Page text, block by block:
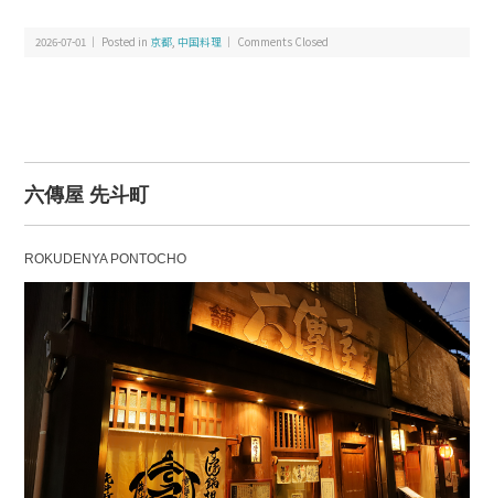
2026-07-01 ｜ Posted in 京都,中国料理 Comments Closed
六傳屋 先斗町
ROKUDENYA PONTOCHO